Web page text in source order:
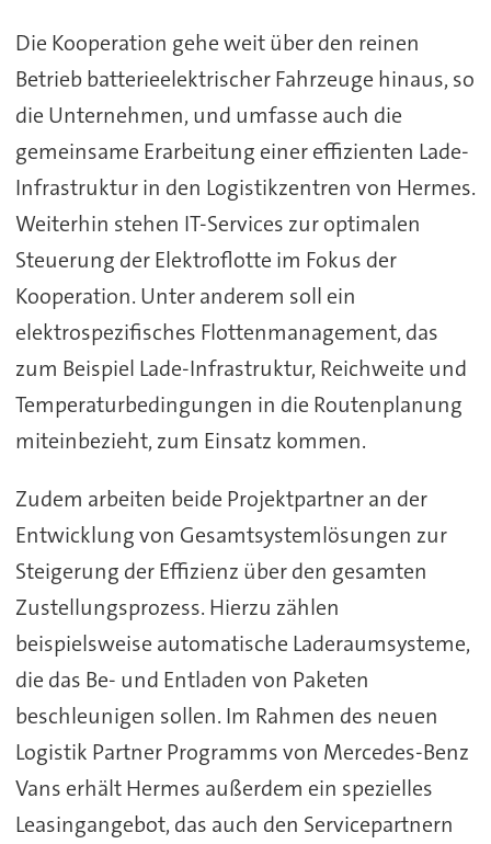
Die Kooperation gehe weit über den reinen
Betrieb batterieelektrischer Fahrzeuge hinaus, so
die Unternehmen, und umfasse auch die
gemeinsame Erarbeitung einer effizienten Lade-
Infrastruktur in den Logistikzentren von Hermes.
Weiterhin stehen IT-Services zur optimalen
Steuerung der Elektroflotte im Fokus der
Kooperation. Unter anderem soll ein
elektrospezifisches Flottenmanagement, das
zum Beispiel Lade-Infrastruktur, Reichweite und
Temperaturbedingungen in die Routenplanung
miteinbezieht, zum Einsatz kommen.
Zudem arbeiten beide Projektpartner an der
Entwicklung von Gesamtsystemlösungen zur
Steigerung der Effizienz über den gesamten
Zustellungsprozess. Hierzu zählen
beispielsweise automatische Laderaumsysteme,
die das Be- und Entladen von Paketen
beschleunigen sollen. Im Rahmen des neuen
Logistik Partner Programms von Mercedes-Benz
Vans erhält Hermes außerdem ein spezielles
Leasingangebot, das auch den Servicepartnern